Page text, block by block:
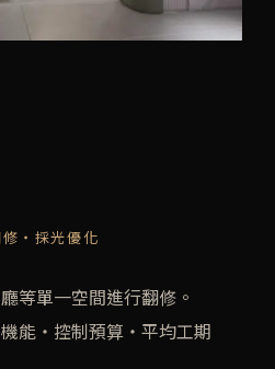
・採光優化
等單一空間進行翻修。
能・控制預算・平均工期